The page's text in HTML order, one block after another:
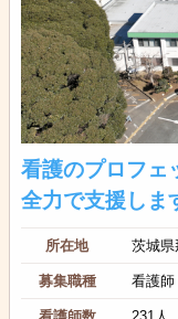
看護のプロフェ
全力で支援しま
所在地 茨城県
募集職種 看護師